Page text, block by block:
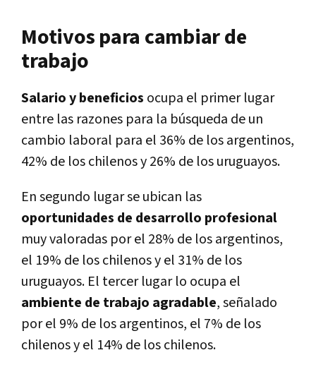
Motivos para cambiar de
trabajo
Salario y beneficios ocupa el primer lugar
entre las razones para la búsqueda de un
cambio laboral para el 36% de los argentinos,
42% de los chilenos y 26% de los uruguayos.
En segundo lugar se ubican las
oportunidades de desarrollo profesional
muy valoradas por el 28% de los argentinos,
el 19% de los chilenos y el 31% de los
uruguayos. El tercer lugar lo ocupa el
ambiente de trabajo agradable, señalado
por el 9% de los argentinos, el 7% de los
chilenos y el 14% de los chilenos.